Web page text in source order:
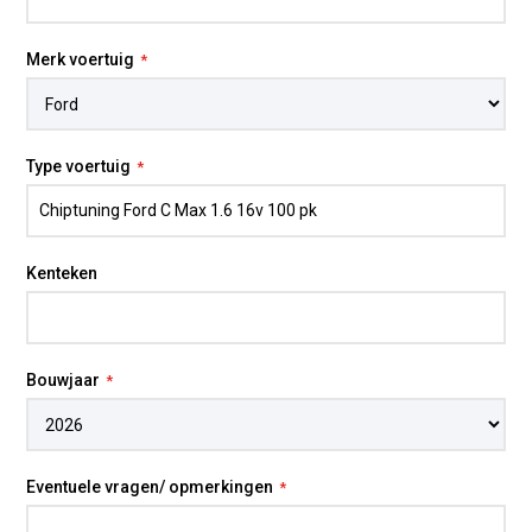
op jouw wensen. Juist daardoor ischiptuning op
maatinteressant: meer bruikbaar vermogen zonder
software-optimalisatie een effectieve upgrade. De
auto voelt levendiger, reageert alerter en sluit beter
aan bij modern dagelijks gebruik.
Eén van onze technici komt bij u thuis of op het werk
voor professionele installatie. Starttarief is € 85,- ex BTW
+ gereden km's. Niet elk voertuig kan op locatie getuned
worden.
** Vermogensmeting
Merk voertuig
Type voertuig
Kenteken
Bouwjaar
Eventuele vragen/ opmerkingen